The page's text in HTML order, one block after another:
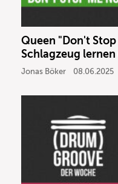
Queen "Don't
Schlagzeug
Jonas Böker 08.06.2025